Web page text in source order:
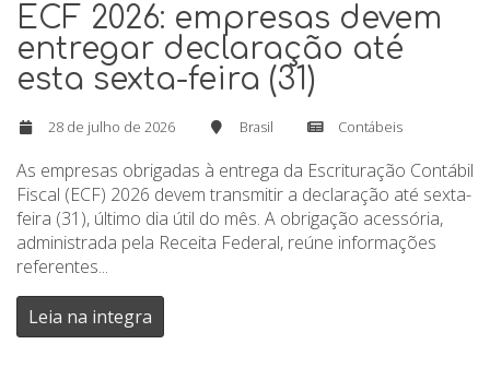
ECF 2026: empresas devem
entregar declaração até
esta sexta-feira (31)
28 de julho de 2026 Brasil Contábeis
As empresas obrigadas à entrega da Escrituração Contábil
Fiscal (ECF) 2026 devem transmitir a declaração até sexta-
feira (31), último dia útil do mês. A obrigação acessória,
administrada pela Receita Federal, reúne informações
referentes...
Leia na integra